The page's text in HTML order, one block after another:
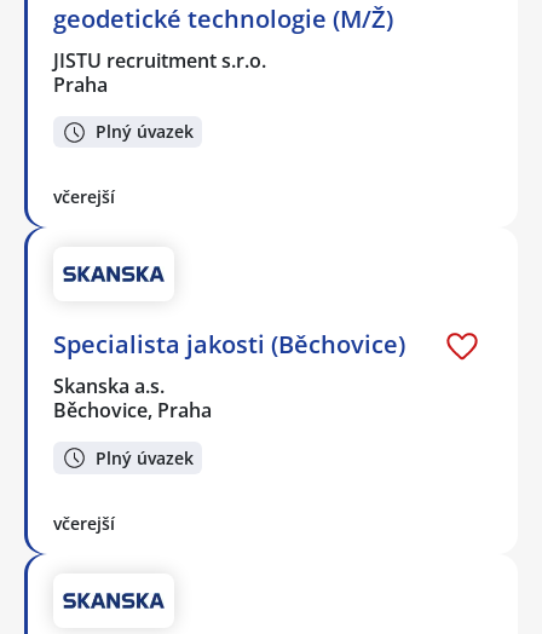
geodetické technologie (M/Ž)
JISTU recruitment s.r.o.
Praha
Plný úvazek
včerejší
Specialista jakosti (Běchovice)
Skanska a.s.
Běchovice, Praha
Plný úvazek
včerejší